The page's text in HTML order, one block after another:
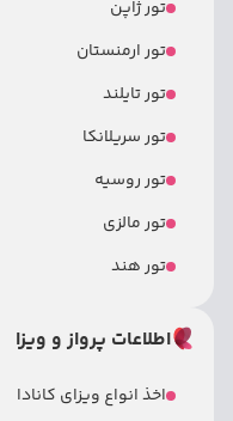
تور ژاپن
تور ارمنستان
تور تایلند
تور سریلانکا
تور روسیه
تور مالزی
تور هند
اطلاعات پرواز و ویزا
اخذ انواع ویزای کانادا